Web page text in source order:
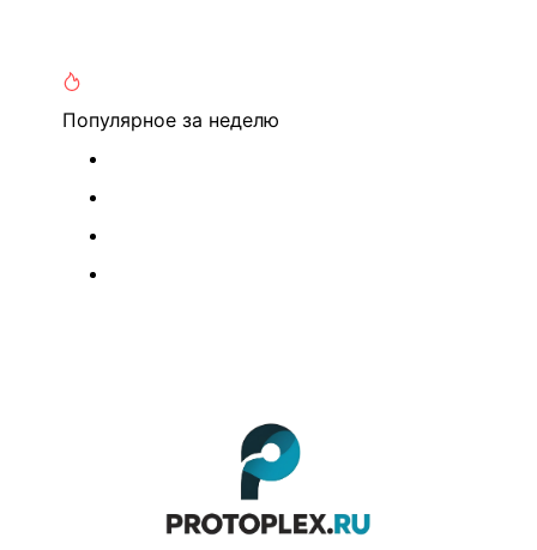
Популярное за неделю